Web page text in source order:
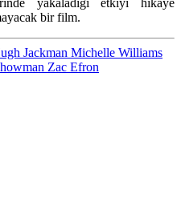
bir film.
Jackman Michelle Williams
Zac Efron